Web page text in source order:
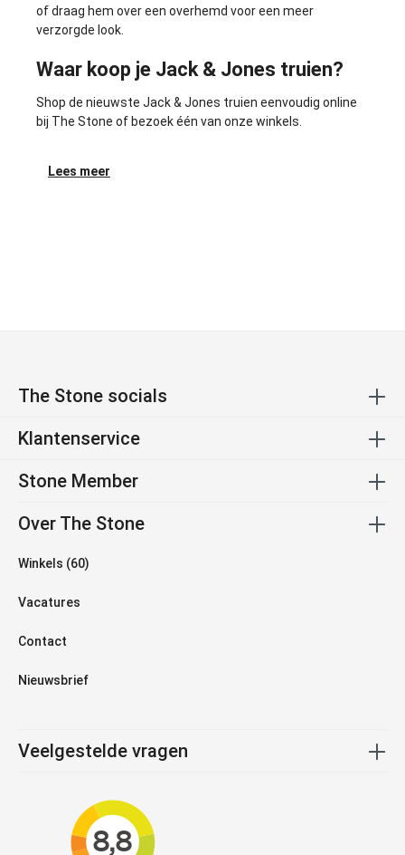
of draag hem over een overhemd voor een meer
verzorgde look.
Waar koop je Jack & Jones truien?
Shop de nieuwste Jack & Jones truien eenvoudig online
bij The Stone of bezoek één van onze winkels.
Lees meer
The Stone socials
Klantenservice
Stone Member
Over The Stone
Winkels (60)
Vacatures
Contact
Nieuwsbrief
Veelgestelde vragen